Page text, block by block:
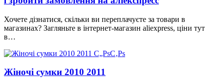
Хочете дізнатися, скільки ви переплачуєте за товари в
магазинах? Загляньте в інтернет-магазин aliexpress, ціни тут
в…
Жіночі сумки 2010 2011